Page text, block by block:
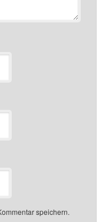
speichern.